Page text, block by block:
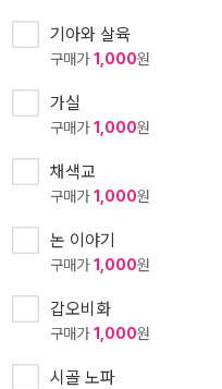
기아와 살육
구매가1,000원
가실
구매가1,000원
채색교
구매가1,000원
논 이야기
구매가1,000원
갑오비화
구매가1,000원
시골 노파